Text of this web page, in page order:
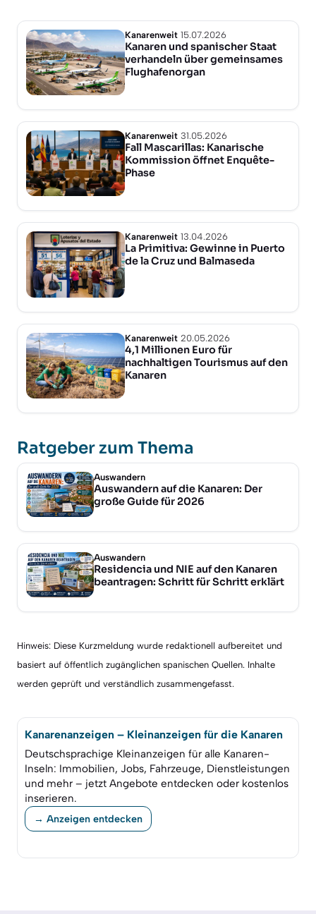
Kanarenweit 15.07.2026
Kanaren und spanischer Staat
verhandeln über gemeinsames
Flughafenorgan
Kanarenweit 31.05.2026
Fall Mascarillas: Kanarische
Kommission öffnet Enquête-
Phase
Kanarenweit 13.04.2026
La Primitiva: Gewinne in Puerto
de la Cruz und Balmaseda
Kanarenweit 20.05.2026
4,1 Millionen Euro für
nachhaltigen Tourismus auf den
Kanaren
Ratgeber zum Thema
Auswandern
Auswandern auf die Kanaren: Der
große Guide für 2026
Auswandern
Residencia und NIE auf den Kanaren
beantragen: Schritt für Schritt erklärt
Hinweis: Diese Kurzmeldung wurde redaktionell aufbereitet und
basiert auf öffentlich zugänglichen spanischen Quellen. Inhalte
werden geprüft und verständlich zusammengefasst.
Kanarenanzeigen – Kleinanzeigen für die Kanaren
Deutschsprachige Kleinanzeigen für alle Kanaren-
Inseln: Immobilien, Jobs, Fahrzeuge, Dienstleistungen
und mehr – jetzt Angebote entdecken oder kostenlos
inserieren.
→ Anzeigen entdecken